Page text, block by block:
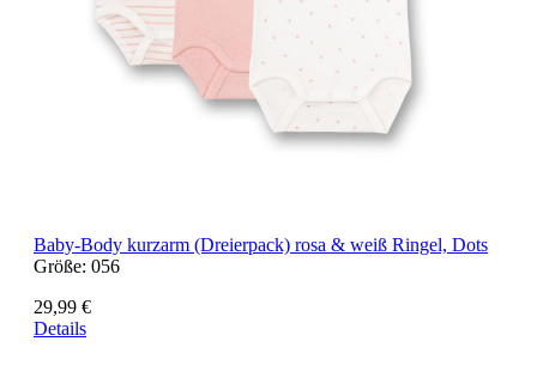
Baby-Body kurzarm (Dreierpack) rosa & weiß Ringel, Dots
Größe: 056
29,99 €
Details